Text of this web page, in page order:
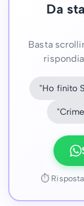
Da
Basta
"Ho finito
⏱ Risposta